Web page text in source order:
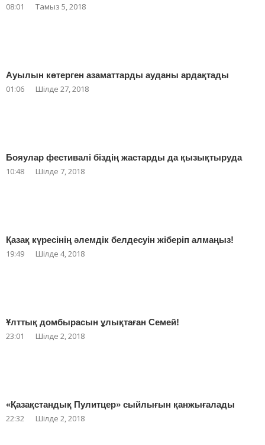
08:01 Тамыз 5, 2018
Ауылын көтерген азаматтарды ауданы ардақтады
01:06 Шілде 27, 2018
Бояулар фестивалі біздің жастарды да қызықтыруда
10:48 Шілде 7, 2018
Қазақ күресінің әлемдік белдесуін жіберіп алмаңыз!
19:49 Шілде 4, 2018
Ұлттық домбырасын ұлықтаған Семей!
23:01 Шілде 2, 2018
«Қазақстандық Пулитцер» сыйлығын қанжығалады
22:32 Шілде 2, 2018